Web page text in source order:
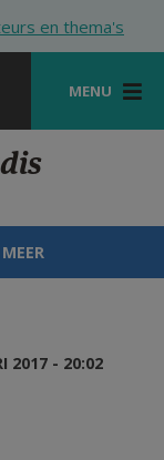
en thema's
MENU
MEER
2017 - 20:02